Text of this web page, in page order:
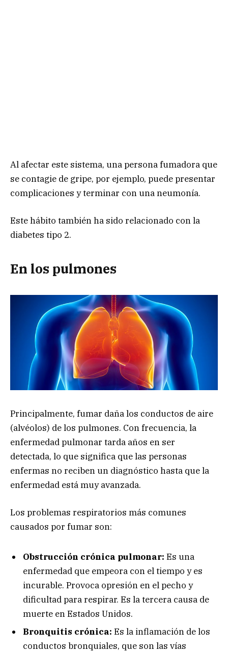
Al afectar este sistema, una persona fumadora que
se contagie de gripe, por ejemplo, puede presentar
complicaciones y terminar con una neumonía.
Este hábito también ha sido relacionado con la
diabetes tipo 2.
En los pulmones
Principalmente, fumar daña los conductos de aire
(alvéolos) de los pulmones. Con frecuencia, la
enfermedad pulmonar tarda años en ser
detectada, lo que significa que las personas
enfermas no reciben un diagnóstico hasta que la
enfermedad está muy avanzada.
Los problemas respiratorios más comunes
causados por fumar son:
Obstrucción crónica pulmonar: Es una
enfermedad que empeora con el tiempo y es
incurable. Provoca opresión en el pecho y
dificultad para respirar. Es la tercera causa de
muerte en Estados Unidos.
Bronquitis crónica: Es la inflamación de los
conductos bronquiales, que son las vías